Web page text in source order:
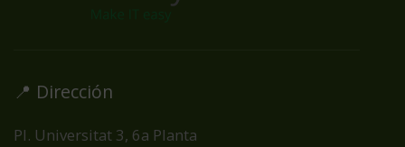
📍 Dirección
Pl. Universitat 3, 6a Planta